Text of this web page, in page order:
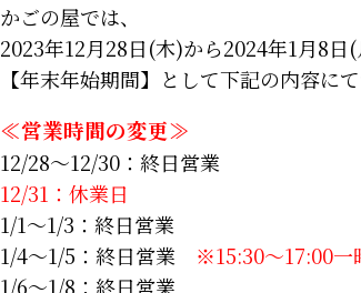
かごの屋では、
2023年12月28日(木)から2024年1月8日
【年末年始期間】として下記の内容に
≪営業時間の変更≫
12/28～12/30：終日営業
12/31：休業日
1/1～1/3：終日営業
1/4～1/5：終日営業 ※15:30～17:00一
1/6～1/8：終日営業